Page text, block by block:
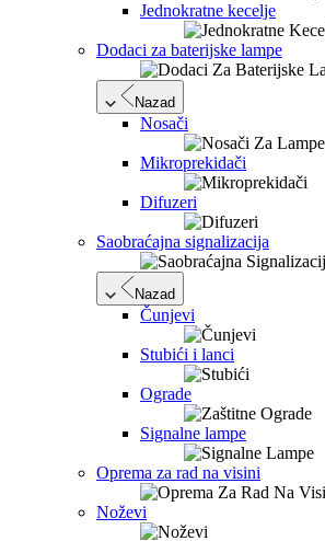
Jednokratne kecelje
Dodaci za baterijske lampe
Nazad
Nosači
Mikroprekidači
Difuzeri
Saobraćajna signalizacija
Nazad
Čunjevi
Stubići i lanci
Ograde
Signalne lampe
Oprema za rad na visini
Noževi